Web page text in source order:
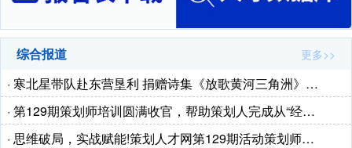
综合报道 更多>>
· 寒北星带队赴东营垦利 捐赠诗集《放歌黄河三角洲》…
· 第129期策划师培训圆满收官，帮助策划人完成从“经…
· 思维破局，实战赋能!策划人才网第129期活动策划师…